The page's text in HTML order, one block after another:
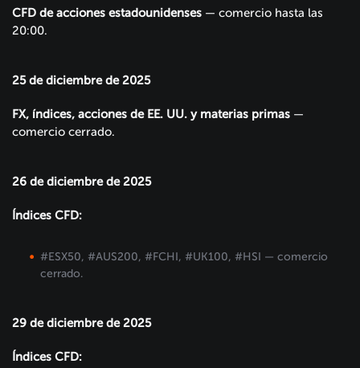
CFD de acciones estadounidenses — comercio hasta las
20:00.
25 de diciembre de 2025
FX, índices, acciones de EE. UU. y materias primas —
comercio cerrado.
26 de diciembre de 2025
Índices CFD:
#ESX50, #AUS200, #FCHI, #UK100, #HSI — comercio
cerrado.
29 de diciembre de 2025
Índices CFD: